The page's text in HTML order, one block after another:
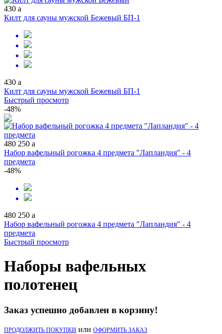
430 a
Килт для сауны мужской Бежевый БП-1
430 a
Килт для сауны мужской Бежевый БП-1
Быстрый просмотр
-48%
480 250 a
Набор вафельный рогожка 4 предмета "Лапландия" - 4
предмета
-48%
480 250 a
Набор вафельный рогожка 4 предмета "Лапландия" - 4
предмета
Быстрый просмотр
Наборы вафельных
полотенец
Заказ успешно добавлен в корзину!
ПРОДОЛЖИТЬ ПОКУПКИ или ОФОРМИТЬ ЗАКАЗ